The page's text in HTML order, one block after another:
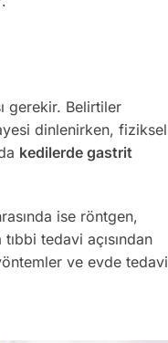
gerekir. Belirtiler
dinlenirken, fiziksel
kedilerde gastrit
ise röntgen,
tedavi açısından
ve evde tedavi